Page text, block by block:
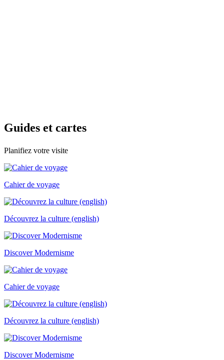
Guides et cartes
Planifiez votre visite
Cahier de voyage
Découvrez la culture (english)
Discover Modernisme
Cahier de voyage
Découvrez la culture (english)
Discover Modernisme